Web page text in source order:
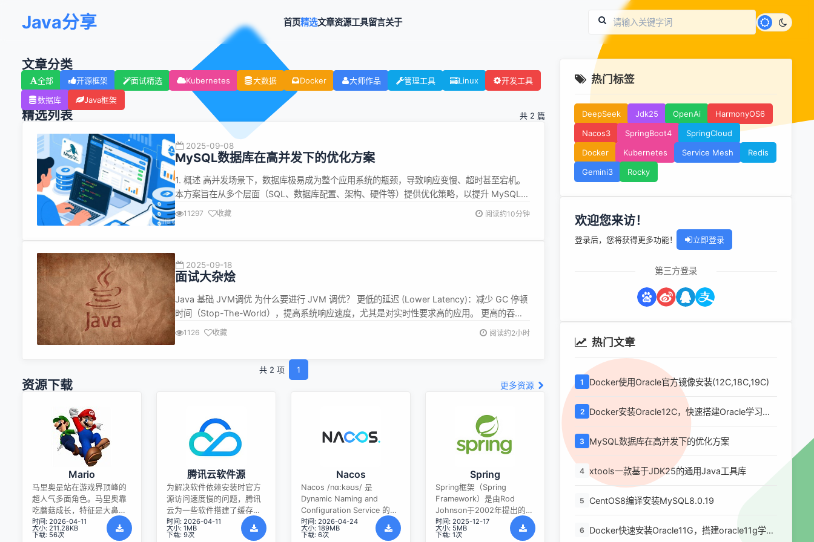
Java分享 首页精选文章资源工具留言关于
文章分类
全部 开源框架 面试精选 Kubernetes 大数据 Docker 大师作品 管理工具 Linux
开发工具
数据库
Java框架
精选列表 共 2 篇
2025-09-08
MySQL数据库在高并发下的优化方案
1. 概述 高并发场景下，数据库极易成为整个应用系统的瓶颈，导致响应变慢、超时甚至宕机。
本方案旨在从多个层面（SQL、数据库配置、架构、硬件等）提供优化策略，以提升 MySQL
在高并发环境下的性能、稳定性和扩展性。 2. SQL 语句及索引优化 (最有效、成本最低) 2.1 避
11297 收藏 阅读约10分钟
2025-09-18
面试大杂烩
Java 基础 JVM调优 为什么要进行 JVM 调优？ 更低的延迟 (Lower Latency)：减少 GC 停顿
时间（Stop-The-World），提高系统响应速度，尤其是对实时性要求高的应用。 更高的吞吐
量 (Higher Throughput)：降低 GC 开销，让 CPU 更多时间处理业务逻辑，提高单位时间内
1126 收藏 阅读约2小时
共 2 项 1
资源下载 更多资源
Mario
马里奥是站在游戏界顶峰的
超人气多面角色。马里奥靠
吃蘑菇成长，特征是大鼻
子、头戴帽子、身穿背带
裤，还留着胡子。与他的双
时间: 2026-04-11
大小: 211.28KB
下载: 56次
腾讯云软件源
为解决软件依赖安装时官方
源访问速度慢的问题，腾讯
云为一些软件搭建了缓存服
务。您可以通过使用腾讯云
软件源站来提升依赖包的安
时间: 2026-04-11
大小: 1MB
下载: 9次
Nacos
Nacos /nɑ:kəʊs/ 是
Dynamic Naming and
Configuration Service 的首
字母简称，一个易于构建 AI
Agent 应用的动态服务发
时间: 2026-04-24
大小: 189MB
下载: 6次
Spring
Spring框架（Spring
Framework）是由Rod
Johnson于2002年提出的开
源Java企业级应用框架，旨
在通过使用JavaBean替代传
时间: 2025-12-17
大小: 5MB
下载: 1次
热门标签
DeepSeek Jdk25 OpenAi
HarmonyOS6
Nacos3
SpringBoot4
SpringCloud
Docker
Kubernetes Service Mesh
Redis
Gemini3
Rocky
欢迎您来访！
登录后，您将获得更多功能！ 立即登录
第三方登录
热门文章
1 Docker使用Oracle官方镜像安装(12C,18C,19C)
2
Docker安装Oracle12C，快速搭建Oracle学习环
3 MySQL数据库在高并发下的优化方案
4 xtools一款基于JDK25的通用Java工具库
5 CentOS8编译安装MySQL8.0.19
6
Docker快速安装Oracle11G，搭建oracle11g学习